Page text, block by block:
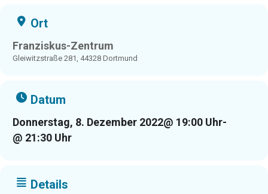
Ort
Franziskus-Zentrum
Gleiwitzstraße 281, 44328 Dortmund
Datum
Donnerstag, 8. Dezember 2022@ 19:00 Uhr-
@ 21:30 Uhr
Details